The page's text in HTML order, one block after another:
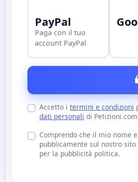
PayPal
Paga con il tuo
account PayPal
Accetto i termini e condizioni
dati personali di
Comprendo che il mio nome
pubblicamente sul nostro
per la pubblicità politica.